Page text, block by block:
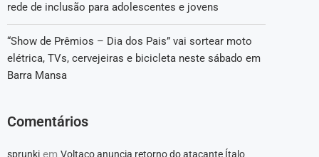
rede de inclusão para adolescentes e jovens
“Show de Prêmios – Dia dos Pais” vai sortear moto
elétrica, TVs, cervejeiras e bicicleta neste sábado em
Barra Mansa
Comentários
sprunki em Voltaço anuncia retorno do atacante Ítalo